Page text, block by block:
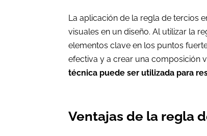
La aplicación de la regla de tercios
visuales en un diseño. Al utilizar la
elementos clave en los puntos
efectiva y a crear una composición
técnica puede ser utilizada para
Ventajas de la regla